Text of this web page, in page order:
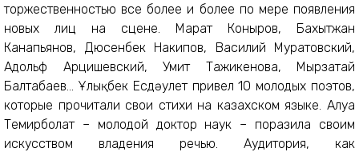
торжественностью все более и более по мере появления
новых лиц на сцене. Марат Коныров, Бахытжан
Канапьянов, Дюсенбек Накипов, Василий Муратовский,
Адольф Арцишевский, Умит Тажикенова, Мырзатай
Балтабаев... Ұлықбек Есдәулет привел 10 молодых поэтов,
которые прочитали свои стихи на казахском языке. Алуа
Темирболат – молодой доктор наук – поразила своим
искусством владения речью. Аудитория, как